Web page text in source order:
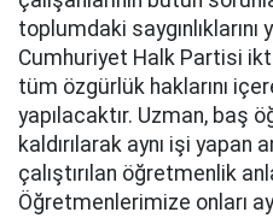
toplumdaki saygınlıklarını
Cumhuriyet Halk Partisi
tüm özgürlük haklarını
yapılacaktır. Uzman, baş
kaldırılarak aynı işi yapan
çalıştırılan öğretmenlik
Öğretmenlerimize onları